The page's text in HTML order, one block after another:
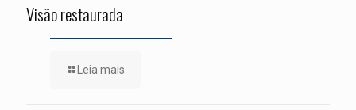
Visão restaurada
Leia mais